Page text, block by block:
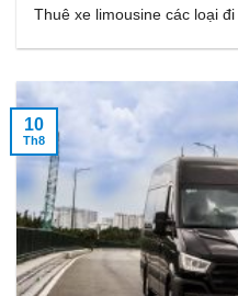
Thuê xe limousine các loại
10
Th8